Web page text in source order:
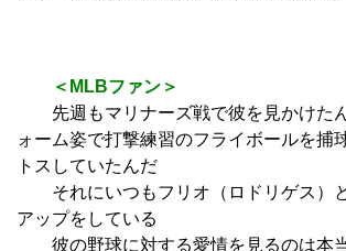
＜MLBファン＞
先週もマリナーズ戦で彼を見かけた
ォーム姿で打撃練習のフライボールを捕
トスしていたんだ
それにいつもフリオ（ロドリゲス）
アップをしている
彼の野球に対する愛情を見るのは本